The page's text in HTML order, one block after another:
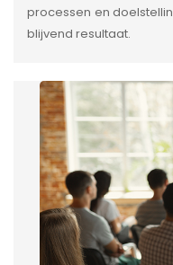
processen en
blijvend resultaat.